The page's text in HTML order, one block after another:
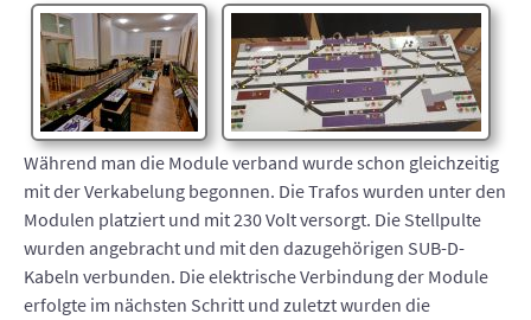
Während man die Module verband wurde schon gleichzeitig
mit der Verkabelung begonnen. Die Trafos wurden unter den
Modulen platziert und mit 230 Volt versorgt. Die Stellpulte
wurden angebracht und mit den dazugehörigen SUB-D-
Kabeln verbunden. Die elektrische Verbindung der Module
erfolgte im nächsten Schritt und zuletzt wurden die